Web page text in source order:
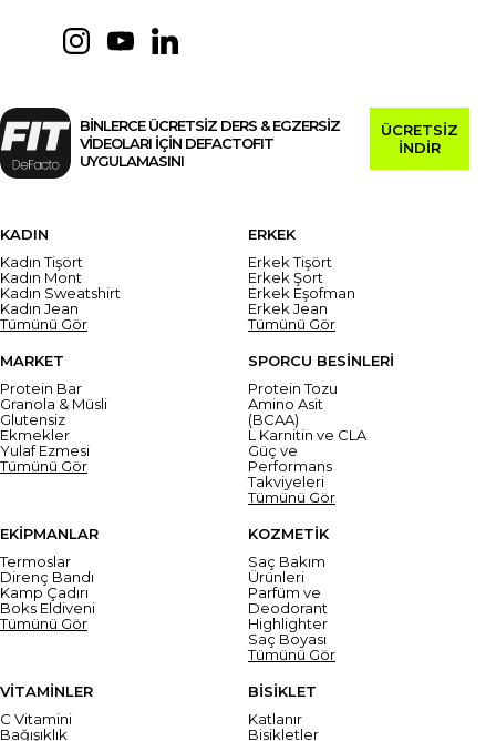
BİNLERCE ÜCRETSİZ DERS & EGZERSİZ
VİDEOLARI İÇİN DEFACTOFIT
UYGULAMASINI
ÜCRETSİZ
İNDİR
KADIN
Kadın Tişört
Kadın Mont
Kadın Sweatshirt
Kadın Jean
Tümünü Gör
ERKEK
Erkek Tişört
Erkek Şort
Erkek Eşofman
Erkek Jean
Tümünü Gör
MARKET
Protein Bar
Granola & Müsli
Glutensiz
Ekmekler
Yulaf Ezmesi
Tümünü Gör
SPORCU BESİNLERİ
Protein Tozu
Amino Asit
(BCAA)
L Karnitin ve CLA
Güç ve
Performans
Takviyeleri
Tümünü Gör
EKİPMANLAR
Termoslar
Direnç Bandı
Kamp Çadırı
Boks Eldiveni
Tümünü Gör
KOZMETİK
Saç Bakım
Ürünleri
Parfüm ve
Deodorant
Highlighter
Saç Boyası
Tümünü Gör
VİTAMİNLER
C Vitamini
Bağışıklık
BİSİKLET
Katlanır
Bisikletler